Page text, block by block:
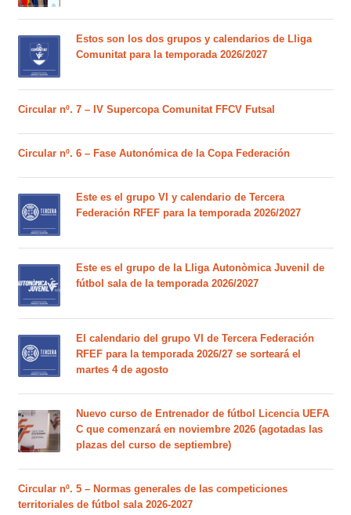
Estos son los dos grupos y calendarios de Lliga
Comunitat para la temporada 2026/2027
Circular nº. 7 – IV Supercopa Comunitat FFCV Futsal
Circular nº. 6 – Fase Autonómica de la Copa Federación
Este es el grupo VI y calendario de Tercera
Federación RFEF para la temporada 2026/2027
Este es el grupo de la Lliga Autonòmica Juvenil de
fútbol sala de la temporada 2026/2027
El calendario del grupo VI de Tercera Federación
RFEF para la temporada 2026/27 se sorteará el
martes 4 de agosto
Nuevo curso de Entrenador de fútbol Licencia UEFA
C que comenzará en noviembre 2026 (agotadas las
plazas del curso de septiembre)
Circular nº. 5 – Normas generales de las competiciones
territoriales de fútbol sala 2026-2027